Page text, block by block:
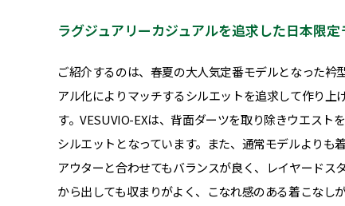
ラグジュアリーカジュアルを追求した日本限定
ご紹介するのは、春夏の大人気定番モデルとなった衿
アル化によりマッチするシルエットを追求して作り
す。VESUVIO-EXは、背面ダーツを取り除きウエス
シルエットとなっています。また、通常モデルよりも
アウターと合わせてもバランスが良く、レイヤード
から出しても収まりがよく、こなれ感のある着こなし